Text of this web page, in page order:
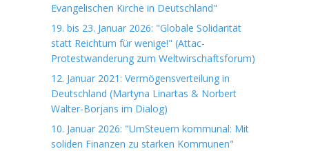
Evangelischen Kirche in Deutschland"
19. bis 23. Januar 2026: "Globale Solidarität
statt Reichtum für wenige!" (Attac-
Protestwanderung zum Weltwirschaftsforum)
12. Januar 2021: Vermögensverteilung in
Deutschland (Martyna Linartas & Norbert
Walter-Borjans im Dialog)
10. Januar 2026: "UmSteuern kommunal: Mit
soliden Finanzen zu starken Kommunen"